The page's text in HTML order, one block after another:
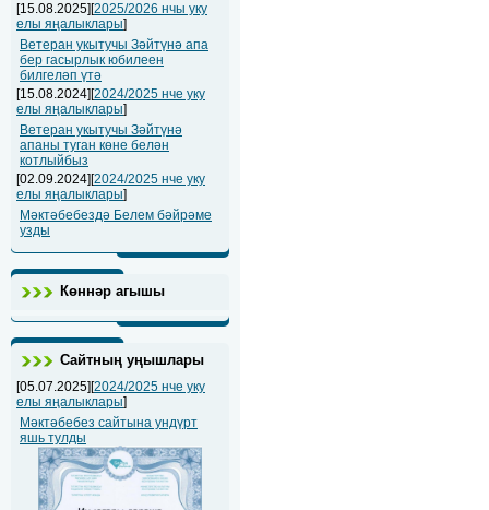
[15.08.2025][2025/2026 нчы уку
елы яңалыклары]
Ветеран укытучы Зәйтүнә апа
бер гасырлык юбилеен
билгеләп үтә
[15.08.2024][2024/2025 нче уку
елы яңалыклары]
Ветеран укытучы Зәйтүнә
апаны туган көне белән
котлыйбыз
[02.09.2024][2024/2025 нче уку
елы яңалыклары]
Мәктәбебездә Белем бәйрәме
узды
Көннәр агышы
Сайтның уңышлары
[05.07.2025][2024/2025 нче уку
елы яңалыклары]
Мәктәбебез сайтына ундүрт
яшь тулды